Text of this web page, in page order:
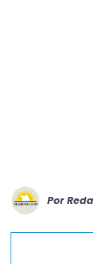
Por